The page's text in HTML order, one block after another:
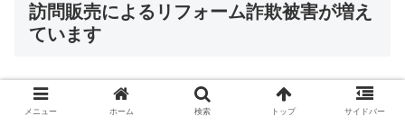
訪問販売によるリフォーム詐欺被害が増え
ています
メニュー ホーム 検索 トップ サイドバー